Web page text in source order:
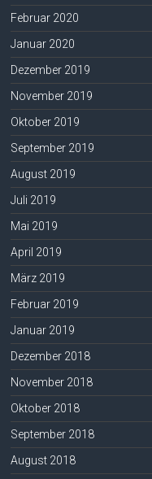
Februar 2020
Januar 2020
Dezember 2019
November 2019
Oktober 2019
September 2019
August 2019
Juli 2019
Mai 2019
April 2019
März 2019
Februar 2019
Januar 2019
Dezember 2018
November 2018
Oktober 2018
September 2018
August 2018